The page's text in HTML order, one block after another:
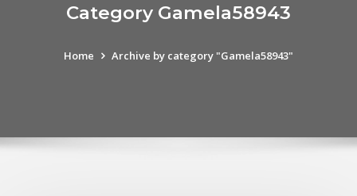
Category Gamela58943
Home Archive by category "Gamela58943"